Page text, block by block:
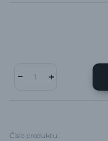
Číslo produktu: